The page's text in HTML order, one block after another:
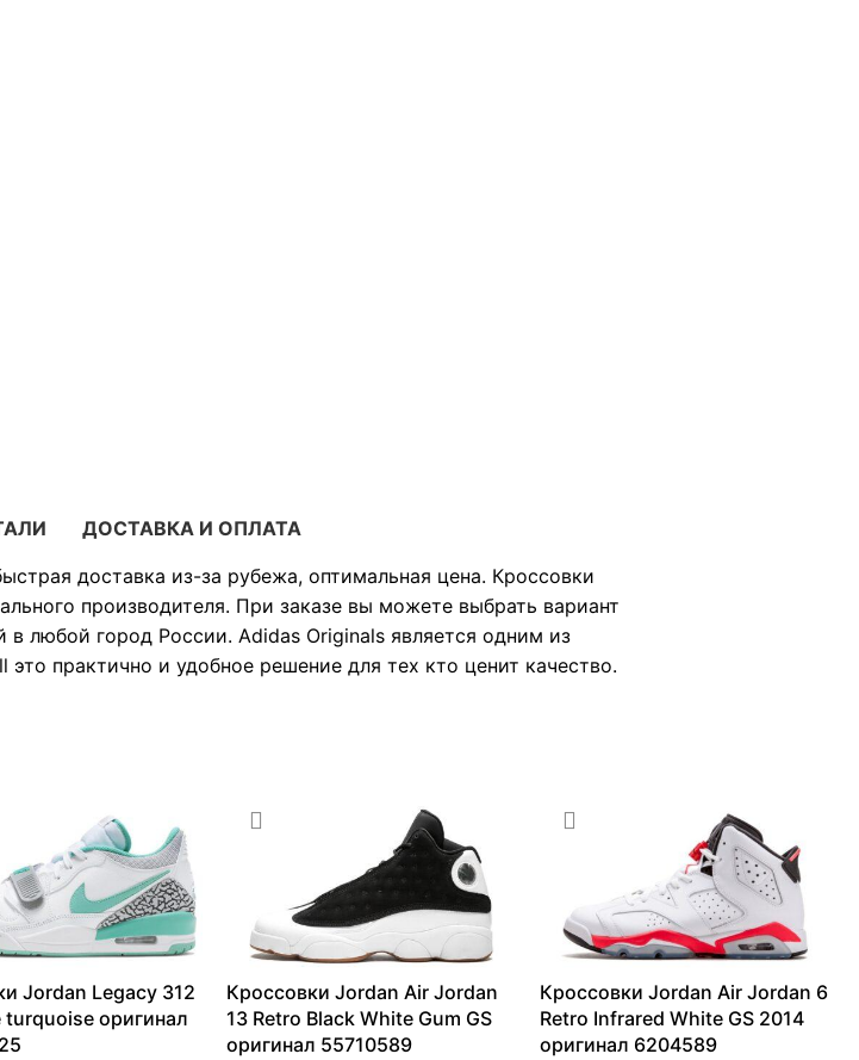
ДОСТАВКА И ОПЛАТА
доставка из-за рубежа, оптимальная цена. Кроссовки
производителя. При заказе вы можете выбрать вариант
любой город России. Adidas Originals является одним из
практично и удобное решение для тех кто ценит качество.
Jordan Legacy 312
оригинал
Кроссовки Jordan Air Jordan
13 Retro Black White Gum GS
оригинал 55710589
Кроссовки Jordan Air Jordan 6
Retro Infrared White GS 2014
оригинал 6204589